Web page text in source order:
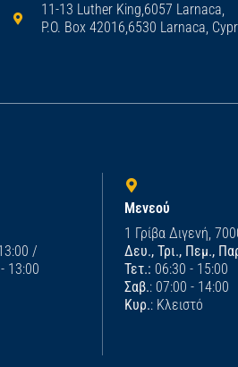
11-13 Luther King,6057 Larnaca,
P.O. Box 42016,6530 Larnaca,
/
13:00
Μενεού
1 Γρίβα Διγενή,
Δευ., Τρι., Πεμ.,
Τετ.: 06:30 - 15:00
Σαβ.: 07:00 - 14:00
Κυρ.: Κλειστό